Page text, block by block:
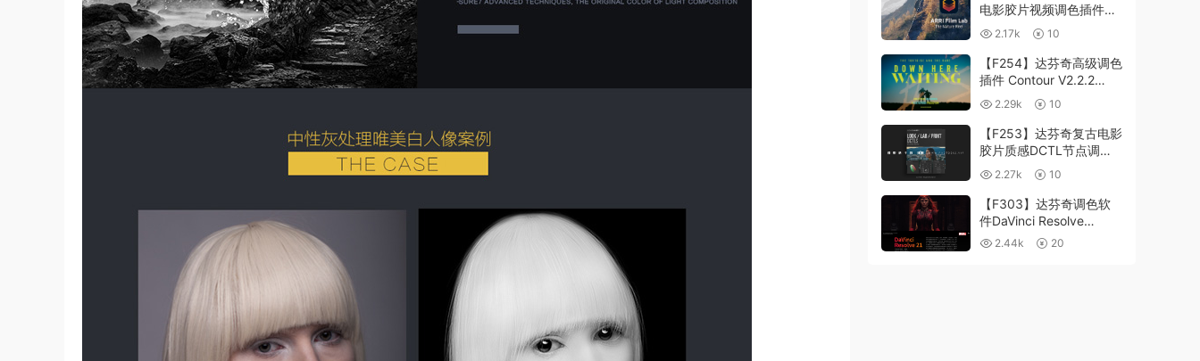
电影胶片视频调色插件
ARRI Film Lab 1.0.10 Win
2.17k 10
【F254】达芬奇高级调色
插件 Contour V2.2.2
WinMac 含使用教程
2.29k 10
【F253】达芬奇复古电影
胶片质感DCTL节点调色
预设 MonoNodes LOOK
LAB PRINT V4.0
2.27k 10
【F303】达芬奇调色软
件DaVinci Resolve
Studio21.0.3 中文版
2.44k 20